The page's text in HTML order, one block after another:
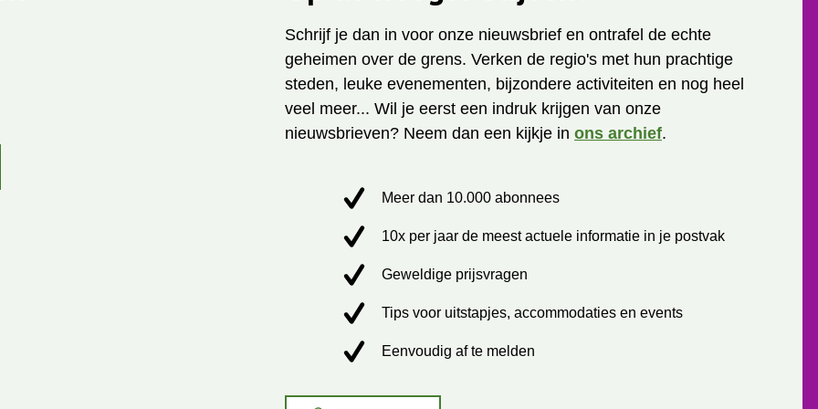
Schrijf je dan in voor onze nieuwsbrief en ontrafel de echte
geheimen over de grens. Verken de regio's met hun prachtige
steden, leuke evenementen, bijzondere activiteiten en nog heel
veel meer... Wil je eerst een indruk krijgen van onze
nieuwsbrieven? Neem dan een kijkje in ons archief.
Meer dan 10.000 abonnees
10x per jaar de meest actuele informatie in je postvak
Geweldige prijsvragen
Tips voor uitstapjes, accommodaties en events
Eenvoudig af te melden